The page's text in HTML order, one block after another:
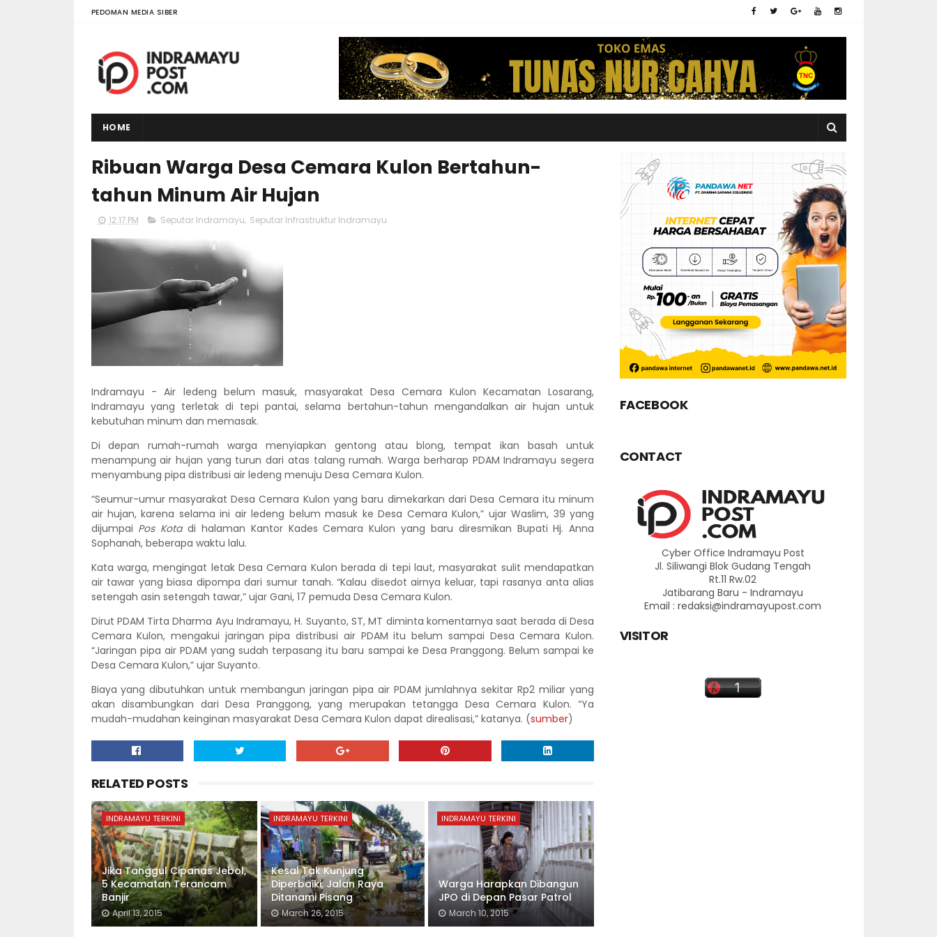
PEDOMAN MEDIA SIBER
HOME
Ribuan Warga Desa Cemara Kulon Bertahun-
tahun Minum Air Hujan
12:17 PM Seputar Indramayu, Seputar Infrastruktur Indramayu
Indramayu - Air ledeng belum masuk, masyarakat Desa Cemara Kulon Kecamatan Losarang,
Indramayu yang terletak di tepi pantai, selama bertahun-tahun mengandalkan air hujan untuk
kebutuhan minum dan memasak.
Di depan rumah-rumah warga menyiapkan gentong atau blong, tempat ikan basah untuk
menampung air hujan yang turun dari atas talang rumah. Warga berharap PDAM Indramayu segera
menyambung pipa distribusi air ledeng menuju Desa Cemara Kulon.
“Seumur-umur masyarakat Desa Cemara Kulon yang baru dimekarkan dari Desa Cemara itu minum
air hujan, karena selama ini air ledeng belum masuk ke Desa Cemara Kulon,” ujar Waslim, 39 yang
dijumpai Pos Kotadi halaman Kantor Kades Cemara Kulon yang baru diresmikan Bupati Hj. Anna
Sophanah, beberapa waktu lalu.
Kata warga, mengingat letak Desa Cemara Kulon berada di tepi laut, masyarakat sulit mendapatkan
air tawar yang biasa dipompa dari sumur tanah. “Kalau disedot airnya keluar, tapi rasanya anta alias
setengah asin setengah tawar,” ujar Gani, 17 pemuda Desa Cemara Kulon.
Dirut PDAM Tirta Dharma Ayu Indramayu, H. Suyanto, ST, MT diminta komentarnya saat berada di Desa
Cemara Kulon, mengakui jaringan pipa distribusi air PDAM itu belum sampai Desa Cemara Kulon.
“Jaringan pipa air PDAM yang sudah terpasang itu baru sampai ke Desa Pranggong. Belum sampai ke
Desa Cemara Kulon,” ujar Suyanto.
Biaya yang dibutuhkan untuk membangun jaringan pipa air PDAM jumlahnya sekitar Rp2 miliar yang
akan disambungkan dari Desa Pranggong, yang merupakan tetangga Desa Cemara Kulon. “Ya
mudah-mudahan keinginan masyarakat Desa Cemara Kulon dapat direalisasi,” katanya. (sumber)
RELATED POSTS
INDRAMAYU TERKINI
Jika Tanggul Cipanas Jebol,
5 Kecamatan Terancam
Banjir
April 13, 2015
INDRAMAYU TERKINI
Kesal Tak Kunjung
Diperbaiki, Jalan Raya
Ditanami Pisang
March 26, 2015
INDRAMAYU TERKINI
Warga Harapkan Dibangun
JPO di Depan Pasar Patrol
March 10, 2015
FACEBOOK
CONTACT
Cyber Office Indramayu Post
Jl. Siliwangi Blok Gudang Tengah
Rt.11 Rw.02
Jatibarang Baru - Indramayu
Email : redaksi@indramayupost.com
VISITOR